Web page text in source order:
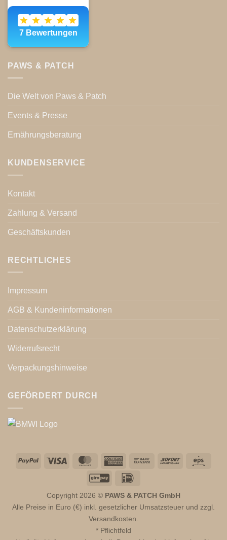
PAWS & PATCH
Die Welt von Paws & Patch
Events & Presse
Ernährungsberatung
KUNDENSERVICE
Kontakt
Zahlung & Versand
Geschäftskunden
RECHTLICHES
Impressum
AGB & Kundeninformationen
Datenschutzerklärung
Widerrufsrecht
Verpackungshinweise
GEFÖRDERT DURCH
PayPal Visa MasterCardAmerican
Express
Bank
Sofort
GiroPay
Copyright 2026 © PAWS & PATCH GmbH
Alle Preise in Euro (€) inkl. gesetzlicher Umsatzsteuer und zzgl.
Versandkosten.
* Pflichtfeld